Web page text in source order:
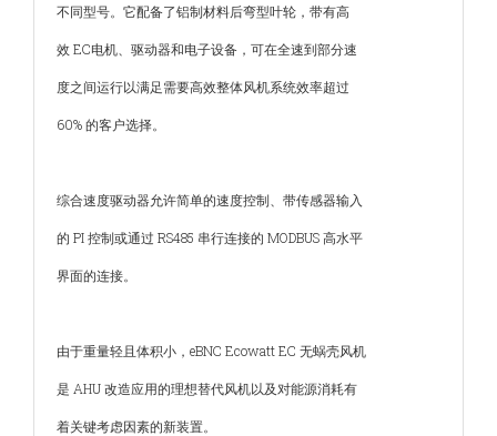
不同型号。它配备了铝制材料后弯型叶轮，带有高
效 EC电机、驱动器和电子设备，可在全速到部分速
度之间运行以满足需要高效整体风机系统效率超过
60% 的客户选择。
综合速度驱动器允许简单的速度控制、带传感器输入
的 PI 控制或通过 RS485 串行连接的 MODBUS 高水平
界面的连接。
由于重量轻且体积小，eBNC Ecowatt EC 无蜗壳风机
是 AHU 改造应用的理想替代风机以及对能源消耗有
着关键考虑因素的新装置。